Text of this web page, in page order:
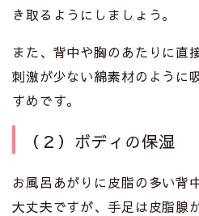
き取るようにしましょう。
また、背中や胸のあたりに直
刺激が少ない綿素材のように
すめです。
（２）ボディの保湿
お風呂あがりに皮脂の多い背
大丈夫ですが、手足は皮脂腺